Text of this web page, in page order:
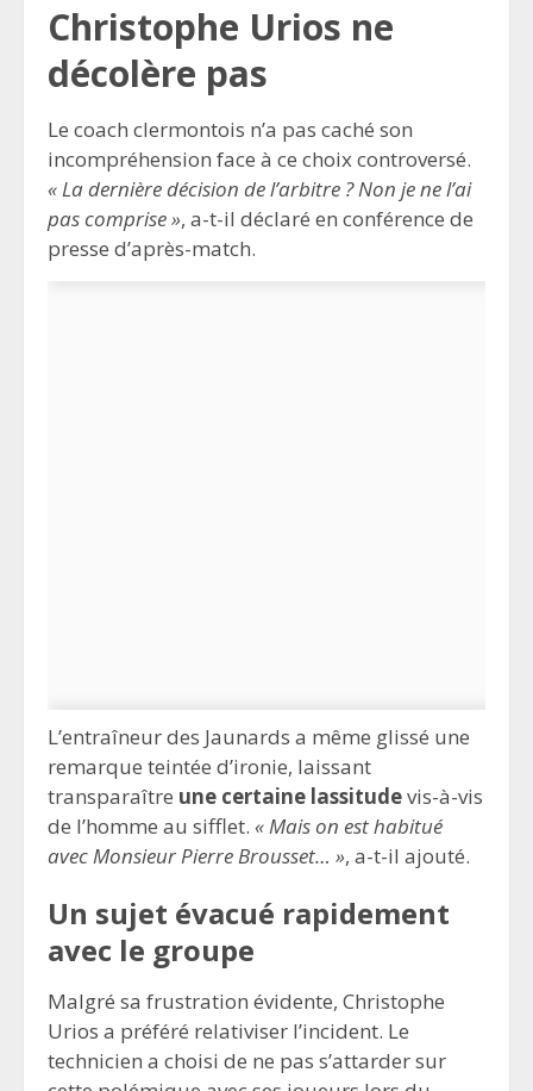
Christophe Urios ne
décolère pas
Le coach clermontois n’a pas caché son
incompréhension face à ce choix controversé.
« La dernière décision de l’arbitre ? Non je ne l’ai
pas comprise », a-t-il déclaré en conférence de
presse d’après-match.
L’entraîneur des Jaunards a même glissé une
remarque teintée d’ironie, laissant
transparaître une certaine lassitudevis-à-vis
de l’homme au sifflet. « Mais on est habitué
avec Monsieur Pierre Brousset… », a-t-il ajouté.
Un sujet évacué rapidement
avec le groupe
Malgré sa frustration évidente, Christophe
Urios a préféré relativiser l’incident. Le
technicien a choisi de ne pas s’attarder sur